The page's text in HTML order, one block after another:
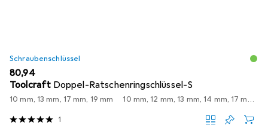
Schraubenschlüssel
EUR
80,94
Toolcraft Doppel-Ratschenringschlüssel-S
10 mm, 13 mm, 17 mm, 19 mm 10 mm, 12 mm, 13 mm, 14 mm, 17 mm, 19 mm, 8 mm
1